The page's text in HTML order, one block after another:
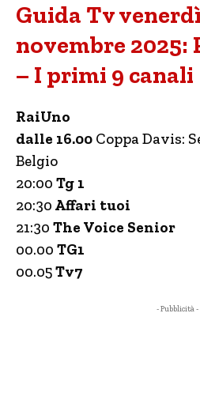
Guida Tv
novembre 2025:
– I primi 9 canali
RaiUno
dalle 16.00 Coppa Davis:
Belgio
20:00 Tg 1
20:30 Affari tuoi
21:30 The Voice Senior
00.00 TG1
00.05Tv7
- Pubblicità -